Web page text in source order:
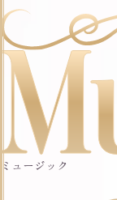
ミュージック